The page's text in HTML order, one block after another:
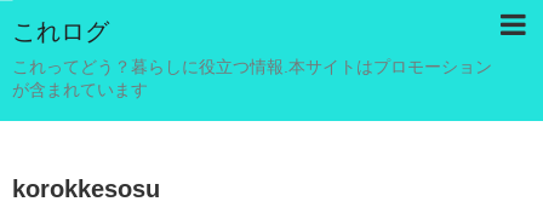
これログ
これってどう？暮らしに役立つ情報.本サイトはプロモーション
が含まれています
korokkesosu